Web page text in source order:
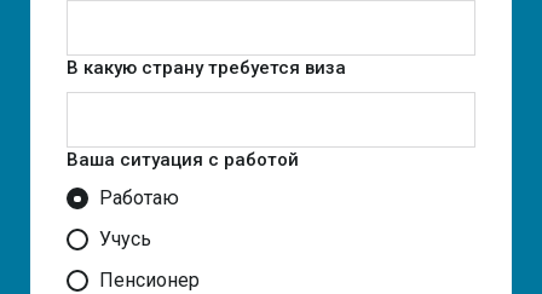
В какую страну требуется виза
Ваша ситуация с работой
Работаю
Учусь
Пенсионер